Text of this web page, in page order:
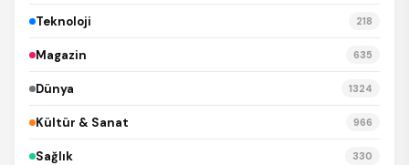
Teknoloji 218
Magazin 635
Dünya 1324
Kültür & Sanat 966
Sağlık 330